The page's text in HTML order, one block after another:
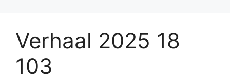
Verhaal 2025 18
103